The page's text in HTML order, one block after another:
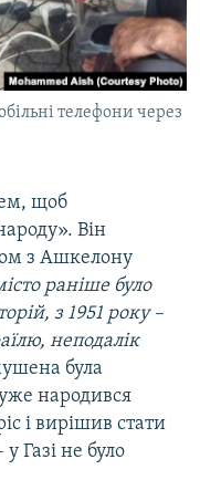
телефони через
щоб
Він
з Ашкелону
раніше було
з 1951 року –
неподалік
була
народився
і вирішив стати
Газі не було